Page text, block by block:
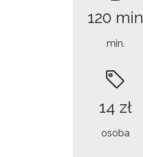
120 min
min.
14 zł
osoba